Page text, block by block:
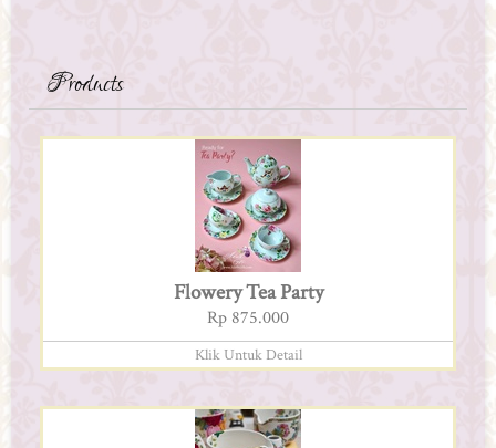
Products
Flowery Tea Party
Rp 875.000
Klik Untuk Detail